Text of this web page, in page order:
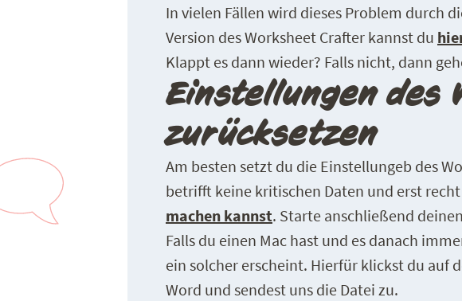
In vielen Fällen wird dieses Problem durch
Version des Worksheet Crafter kannst du
Klappt es dann wieder? Falls nicht, dann
Einstellungen
zurücksetzen
Am besten setzt du die Einstellungeb des
betrifft keine kritischen Daten und erst
machen kannst. Starte anschließend
Falls du einen Mac hast und es danach
ein solcher erscheint. Hierfür klickst du auf
Word und sendest uns die Datei zu.